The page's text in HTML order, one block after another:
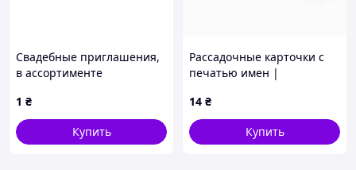
Свадебные приглашения,
в ассортименте
1 ₴
Купить
Рассадочные карточки с
печатью имен |
14 ₴
Купить